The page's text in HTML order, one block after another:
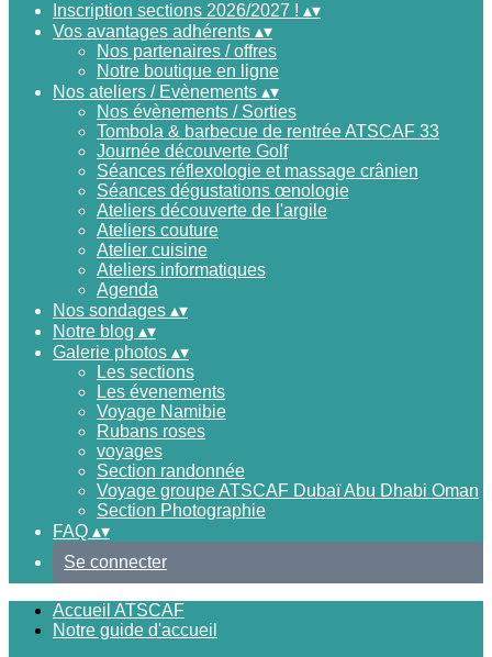
Inscription sections 2026/2027 ! ▴▾
Vos avantages adhérents ▴▾
Nos partenaires / offres
Notre boutique en ligne
Nos ateliers / Evènements ▴▾
Nos évènements / Sorties
Tombola & barbecue de rentrée ATSCAF 33
Journée découverte Golf
Séances réflexologie et massage crânien
Séances dégustations œnologie
Ateliers découverte de l'argile
Ateliers couture
Atelier cuisine
Ateliers informatiques
Agenda
Nos sondages ▴▾
Notre blog ▴▾
Galerie photos ▴▾
Les sections
Les évenements
Voyage Namibie
Rubans roses
voyages
Section randonnée
Voyage groupe ATSCAF Dubaï Abu Dhabi Oman
Section Photographie
FAQ ▴▾
Se connecter
Accueil ATSCAF
Notre guide d'accueil